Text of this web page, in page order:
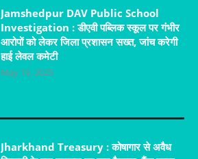
Jamshedpur DAV Public School
Investigation : डीएवी पब्लिक स्कूल पर गंभीर
आरोपों को लेकर जिला प्रशासन सख्त, जांच करेगी
हाई लेवल कमेटी
May 19, 2025
Jharkhand Treasury : कोषागार से अवैध